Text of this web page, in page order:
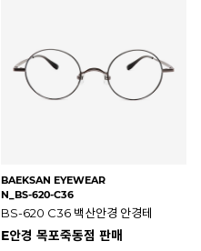
BAEKSAN EYEWEAR
N_BS-620-C36
BS-620 C36 백산안경 안경테
E안경 목포죽동점 판매